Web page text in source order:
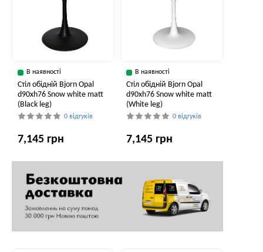
В наявності
Стіл обідній Bjorn Opal
d90хh76 Snow white matt
(Black leg)
0 відгуків
7,145 грн
В наявності
Стіл обідній Bjorn Opal
d90хh76 Snow white matt
(White leg)
0 відгуків
7,145 грн